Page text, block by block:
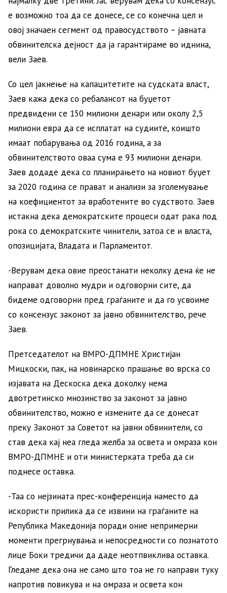
е возможно тоа да се донесе, се со конечна цел и
овој значаен сегмент од правосудството – јавната
обвинителска дејност да ја гарантираме во иднина,
вели Заев.
Со цел јакнење на капацитетите на судската власт,
Заев кажа дека со ребалансот на буџетот
предвидени се 150 милиони денари или околу 2,5
милиони евра да се исплатат на судиите, коишто
имаат побарувања од 2016 година, а за
обвинителството оваа сума е 93 милиони денари.
Заев додаде дека со планирањето на новиот буџет
за 2020 година се прават и анализи за зголемување
на коефициентот за вработените во судството. Заев
истакна дека демократските процеси одат рака под
рока со демократските чинители, затоа се и власта,
опозицијата, Владата и Парламентот.
-Верувам дека овие преостанати неколку дена ќе не
направат доволно мудри и одговорни сите, да
бидеме одговорни пред граѓаните и да го усвоиме
со консензус законот за јавно обвинителство, рече
Заев.
Претседателот на ВМРО-ДПМНЕ Христијан
Мицкоски, пак, на новинарско прашање во врска со
изјавата на Дескоска дека доколку нема
двотретинско мнозинство за законот за јавно
обвинителство, можно е измените да се донесат
преку Законот за Советот на јавни обвинители, со
став дека кај неа гледа желба за освета и омраза кон
ВМРО-ДПМНЕ и оти министерката треба да си
поднесе оставка.
-Таа со нејзината прес-конференција наместо да
искористи прилика да се извини на граѓаните на
Република Македонија поради оние непримерни
моменти прегрнувања и непосредности со познатото
лице Боки тредичи да даде неотпвиклива оставка.
Гледаме дека она не само што тоа не го направи туку
напротив повикува и на омраза и освета кон